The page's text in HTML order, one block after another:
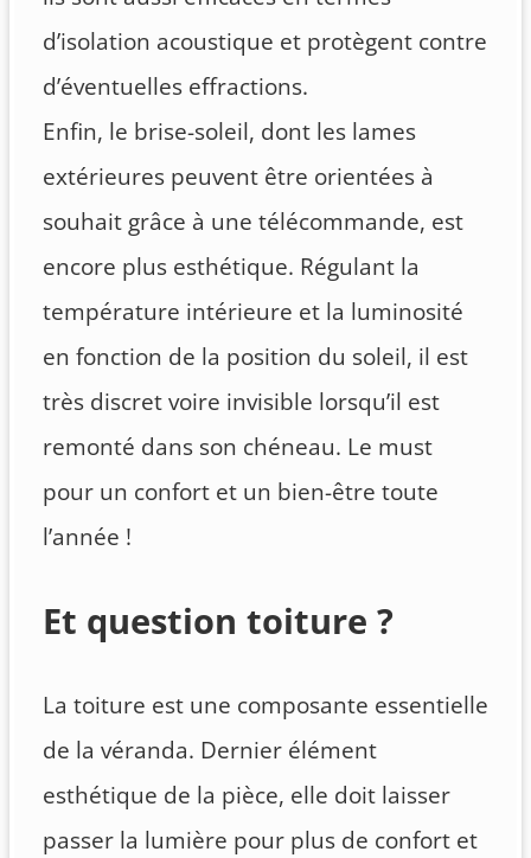
d’isolation acoustique et protègent contre
d’éventuelles effractions.
Enfin, le brise-soleil, dont les lames
extérieures peuvent être orientées à
souhait grâce à une télécommande, est
encore plus esthétique. Régulant la
température intérieure et la luminosité
en fonction de la position du soleil, il est
très discret voire invisible lorsqu’il est
remonté dans son chéneau. Le must
pour un confort et un bien-être toute
l’année !
Et question toiture ?
La toiture est une composante essentielle
de la véranda. Dernier élément
esthétique de la pièce, elle doit laisser
passer la lumière pour plus de confort et